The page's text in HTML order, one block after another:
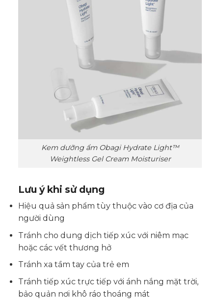
Kem dưỡng ẩm Obagi Hydrate Light™
Weightless Gel Cream Moisturiser
Lưu ý khi sử dụng
Hiệu quả sản phẩm tùy thuộc vào cơ địa của
người dùng
Tránh cho dung dịch tiếp xúc với niêm mạc
hoặc các vết thương hở
Tránh xa tầm tay của trẻ em
Tránh tiếp xúc trực tiếp với ánh nắng mặt trời,
bảo quản nơi khô ráo thoáng mát